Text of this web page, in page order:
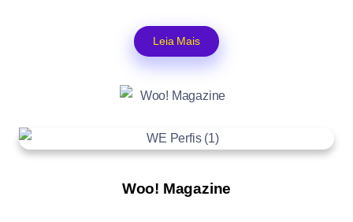
Leia Mais
Woo! Magazine